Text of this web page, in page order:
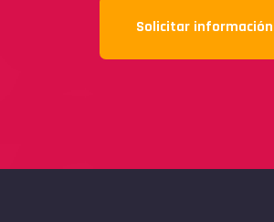
Solicitar información